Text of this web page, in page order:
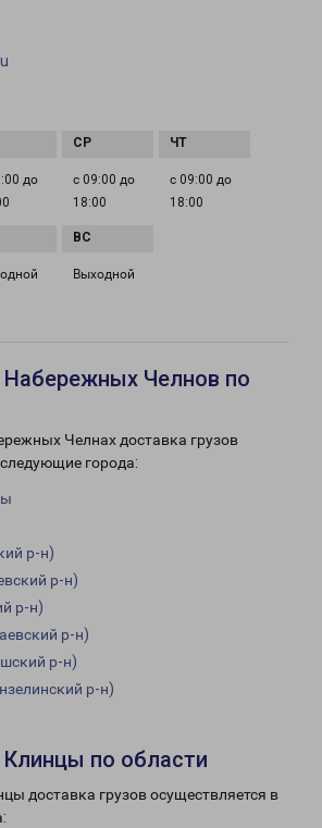
до
с 09:00 до
18:00
с 09:00 до
18:00
Выходной
Набережных Челнов по
Челнах доставка грузов
города:
р-н)
р-н)
р-н)
р-н)
р-н)
р-н)
по области
доставка грузов осуществляется в